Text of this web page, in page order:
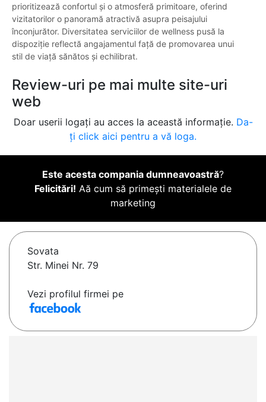
prioritizează confortul și o atmosferă primitoare, oferind
vizitatorilor o panoramă atractivă asupra peisajului
înconjurător. Diversitatea serviciilor de wellness pusă la
dispoziție reflectă angajamentul față de promovarea unui
stil de viață sănătos și echilibrat.
Review-uri pe mai multe site-uri
web
Doar userii logați au acces la această informație. Da-
ți click aici pentru a vă loga.
Este acesta compania dumneavoastră?
Felicitări! Aă cum să primești materialele de
marketing
Sovata
Str. Minei Nr. 79
Vezi profilul firmei pe